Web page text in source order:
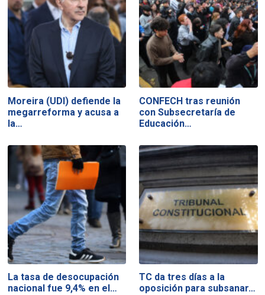
Moreira (UDI) defiende la
megarreforma y acusa a
la…
CONFECH tras reunión
con Subsecretaría de
Educación…
La tasa de desocupación
nacional fue 9,4% en el…
TC da tres días a la
oposición para subsanar…